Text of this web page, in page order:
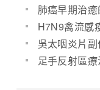
血呢？
肺癌早期治
H7N9禽流感
預防是關鍵!(圖)
吳太咽炎片
些什麼
足手反射區